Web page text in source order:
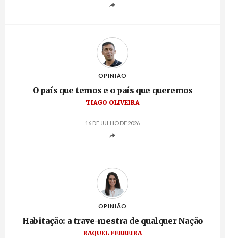
OPINIÃO
O país que temos e o país que queremos
TIAGO OLIVEIRA
16 DE JULHO DE 2026
OPINIÃO
Habitação: a trave-mestra de qualquer Nação
RAQUEL FERREIRA